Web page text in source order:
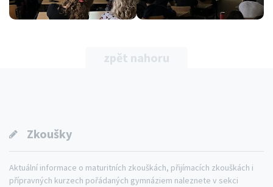
zpět nahoru
Zkoušky
Aktuální informace o maturitních zkouškách, přijímacích zkouškách i
přípravných kurzech pořádaných gymnáziem naleznete v sekci